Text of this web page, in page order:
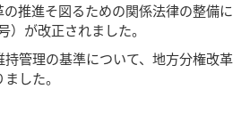
推進そ図るための関係法律の整備に
が改正されました。
管理の基準について、地方分権改革
した。